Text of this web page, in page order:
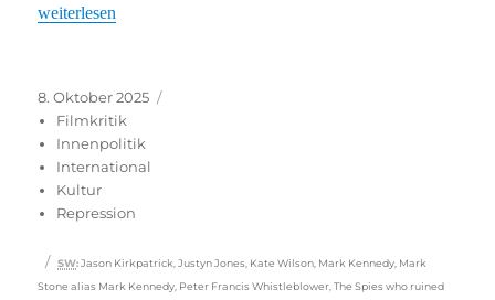
„Staatlich tolerierte Vergewaltigung“
weiterlesen
Veröffentlicht
am
8. Oktober 2025
Filmkritik
Innenpolitik
International
Kultur
Repression
Schlagwörter
SW: Jason Kirkpatrick ,Justyn Jones Kate Wilson Mark Kennedy Mark
Stone alias Mark Kennedy Peter Francis Whistleblower ,The Spies who ruined